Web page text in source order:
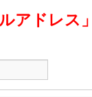
アドレス